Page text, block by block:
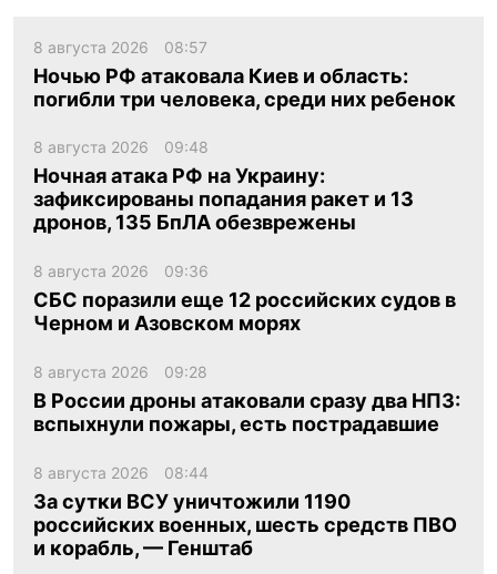
8 августа 2026 08:57
Ночью РФ атаковала Киев и область:
погибли три человека, среди них ребенок
8 августа 2026 09:48
Ночная атака РФ на Украину:
зафиксированы попадания ракет и 13
дронов, 135 БпЛА обезврежены
8 августа 2026 09:36
СБС поразили еще 12 российских судов в
Черном и Азовском морях
8 августа 2026 09:28
В России дроны атаковали сразу два НПЗ:
вспыхнули пожары, есть пострадавшие
8 августа 2026 08:44
За сутки ВСУ уничтожили 1190
российских военных, шесть средств ПВО
и корабль, — Генштаб